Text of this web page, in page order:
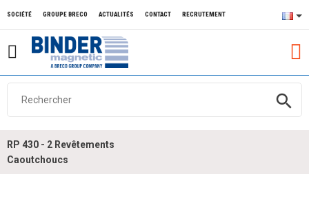
search
SOCIÉTÉ GROUPE BRECO ACTUALITÉS CONTACT RECRUTEMENT
RP 430 - 2 Revêtements
Caoutchoucs